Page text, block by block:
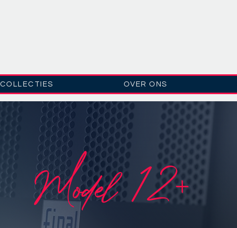
COLLECTIES OVER ONS
Model 12+